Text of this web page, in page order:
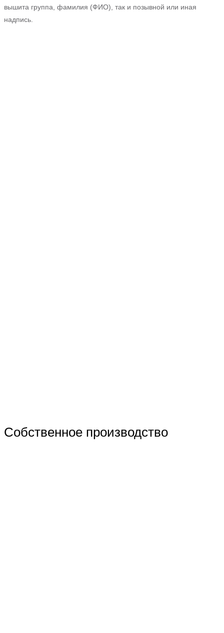
вышита группа, фамилия (ФИО), так и позывной или иная
надпись.
Собственное производство